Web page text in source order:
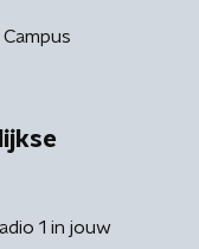
Campus
1 in jouw